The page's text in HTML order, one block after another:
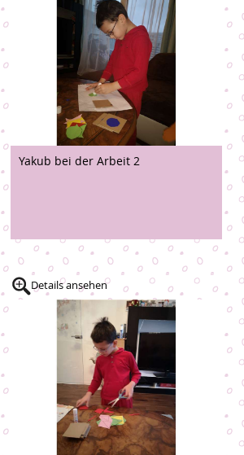
Yakub bei der Arbeit 2
Details ansehen